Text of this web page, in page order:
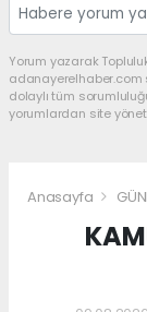
Yorum yazarak
adanayerelhaber.com
dolaylı tüm
yorumlardan site
Anasayfa